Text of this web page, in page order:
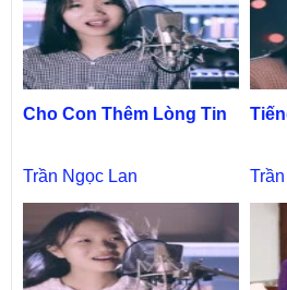
Cho Con Thêm Lòng Tin
Trần Ngọc Lan